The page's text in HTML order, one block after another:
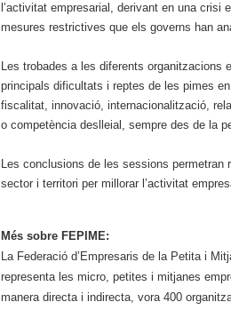
l’activitat empresarial, derivant en una
mesures restrictives que els governs han
Les trobades a les diferents organitzacions
principals dificultats i reptes de les pimes
fiscalitat, innovació, internacionalització,
o competència deslleial, sempre des de la
Les conclusions de les sessions permetran
sector i territori per millorar l’activitat
Més sobre FEPIME:
La Federació d’Empresaris de la Petita i
representa les micro, petites i mitjanes
manera directa i indirecta, vora 400